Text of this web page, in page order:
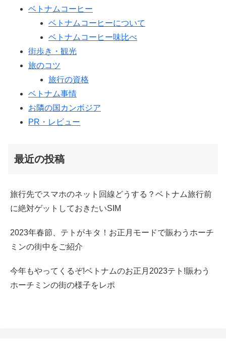
ベトナムコーヒー
ベトナムコーヒーについて
ベトナムコーヒー味比べ
街歩き・観光
旅のコツ
旅行の資格
ベトナム事情
お隣の国カンボジア
PR・レビュー
最近の投稿
旅行先でスマホのネット回線どうする？ベトナム旅行前
に絶対ゲットしておきたいSIM
2023年春節、テトがキタ！お正月モードで賑わうホーチ
ミンの街中をご紹介
今年もやってくるぞ!ベトナムのお正月2023テト!賑わう
ホーチミンの街の様子をレポ